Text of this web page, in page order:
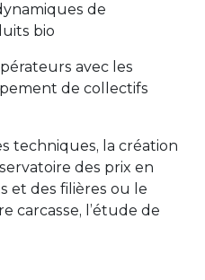
de
bio
avec les
de collectifs
techniques, la création
des prix en
et des filières ou le
carcasse, l’étude de